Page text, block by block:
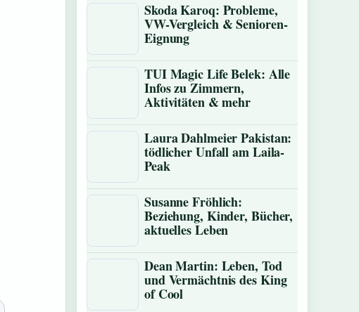
Skoda Karoq: Probleme,
VW-Vergleich & Senioren-
Eignung
TUI Magic Life Belek: Alle
Infos zu Zimmern,
Aktivitäten & mehr
Laura Dahlmeier Pakistan:
tödlicher Unfall am Laila-
Peak
Susanne Fröhlich:
Beziehung, Kinder, Bücher,
aktuelles Leben
Dean Martin: Leben, Tod
und Vermächtnis des King
of Cool